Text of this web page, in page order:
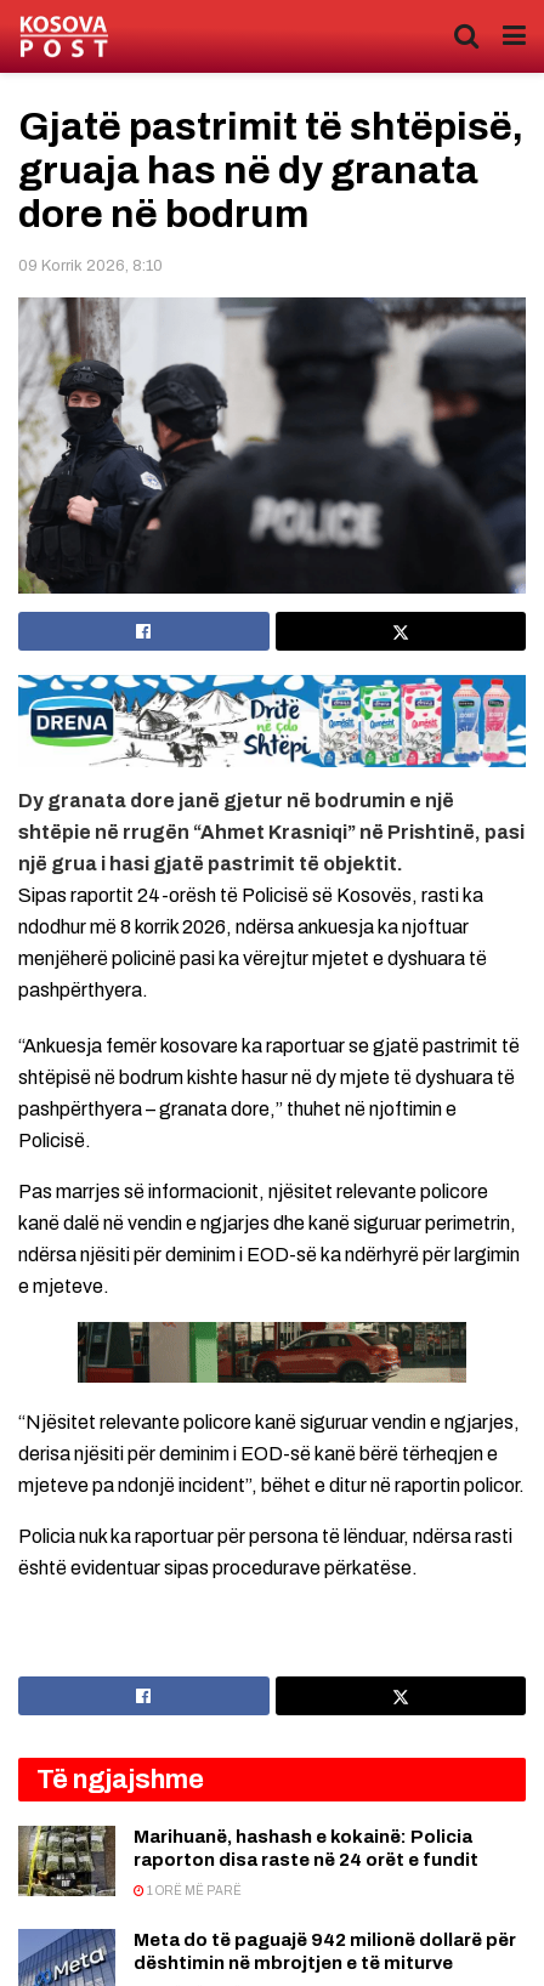
Gjatë pastrimit të shtëpisë,
gruaja has në dy granata
dore në bodrum
09 Korrik 2026, 8:10
Dy granata dore janë gjetur në bodrumin e një
shtëpie në rrugën “Ahmet Krasniqi” në Prishtinë, pasi
një grua i hasi gjatë pastrimit të objektit.
Sipas raportit 24-orësh të Policisë së Kosovës, rasti ka
ndodhur më 8 korrik 2026, ndërsa ankuesja ka njoftuar
menjëherë policinë pasi ka vërejtur mjetet e dyshuara të
pashpërthyera.
“Ankuesja femër kosovare ka raportuar se gjatë pastrimit të
shtëpisë në bodrum kishte hasur në dy mjete të dyshuara të
pashpërthyera – granata dore,” thuhet në njoftimin e
Policisë.
Pas marrjes së informacionit, njësitet relevante policore
kanë dalë në vendin e ngjarjes dhe kanë siguruar perimetrin,
ndërsa njësiti për deminim i EOD-së ka ndërhyrë për largimin
e mjeteve.
“Njësitet relevante policore kanë siguruar vendin e ngjarjes,
derisa njësiti për deminim i EOD-së kanë bërë tërheqjen e
mjeteve pa ndonjë incident”, bëhet e ditur në raportin policor.
Policia nuk ka raportuar për persona të lënduar, ndërsa rasti
është evidentuar sipas procedurave përkatëse.
Të ngjajshme
Marihuanë, hashash e kokainë: Policia
raporton disa raste në 24 orët e fundit
1 ORË MË PARË
Meta do të paguajë 942 milionë dollarë për
dështimin në mbrojtjen e të miturve